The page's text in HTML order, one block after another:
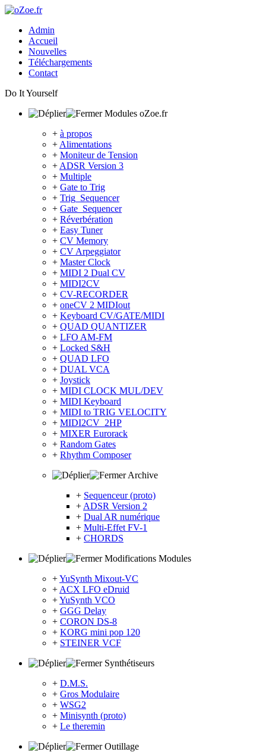
Admin
Accueil
Nouvelles
Téléchargements
Contact
Do It Yourself
Modules oZoe.fr
+ à propos
+ Alimentations
+ Moniteur de Tension
+ ADSR Version 3
+ Multiple
+ Gate to Trig
+ Trig_Sequencer
+ Gate_Sequencer
+ Réverbération
+ Easy Tuner
+ CV Memory
+ CV Arpeggiator
+ Master Clock
+ MIDI 2 Dual CV
+ MIDI2CV
+ CV-RECORDER
+ oneCV 2 MIDIout
+ Keyboard CV/GATE/MIDI
+ QUAD QUANTIZER
+ LFO AM-FM
+ Locked S&H
+ QUAD LFO
+ DUAL VCA
+ Joystick
+ MIDI CLOCK MUL/DEV
+ MIDI Keyboard
+ MIDI to TRIG VELOCITY
+ MIDI2CV_2HP
+ MIXER Eurorack
+ Random Gates
+ Rhythm Composer
Archive
+ Sequenceur (proto)
+ ADSR Version 2
+ Dual AR numérique
+ Multi-Effet FV-1
+ CHORDS
Modifications Modules
+YuSynth Mixout-VC
+ ACX LFO eDruid
+YuSynth VCO
+ GGG Delay
+ CORON DS-8
+ KORG mini pop 120
+ STEINER VCF
Synthétiseurs
+ D.M.S.
+ Gros Modulaire
+ WSG2
+ Minisynth (proto)
+ Le theremin
Outillage